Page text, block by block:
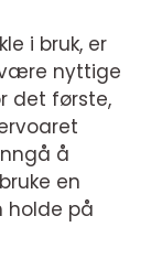
i bruk, er
nyttige
det første,
å
en
holde på